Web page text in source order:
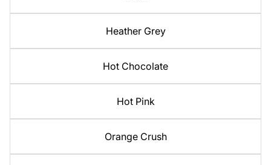
Heather Grey
Hot Chocolate
Hot Pink
Orange Crush